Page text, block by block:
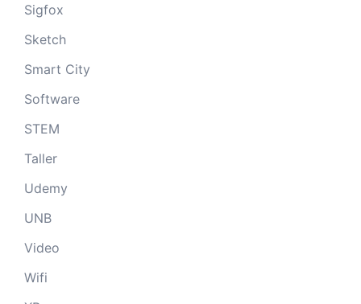
Sigfox
Sketch
Smart City
Software
STEM
Taller
Udemy
UNB
Video
Wifi